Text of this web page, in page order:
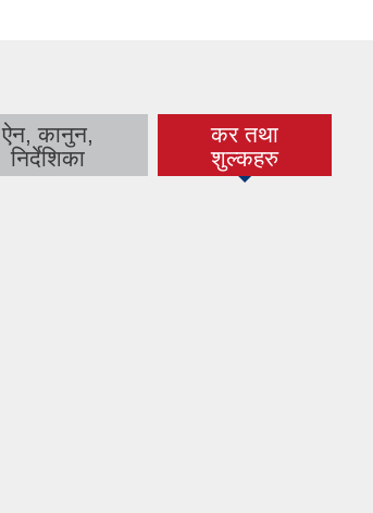
ऐन, कानुन,
निर्देशिका
कर तथा
शुल्कहरु
(active tab)